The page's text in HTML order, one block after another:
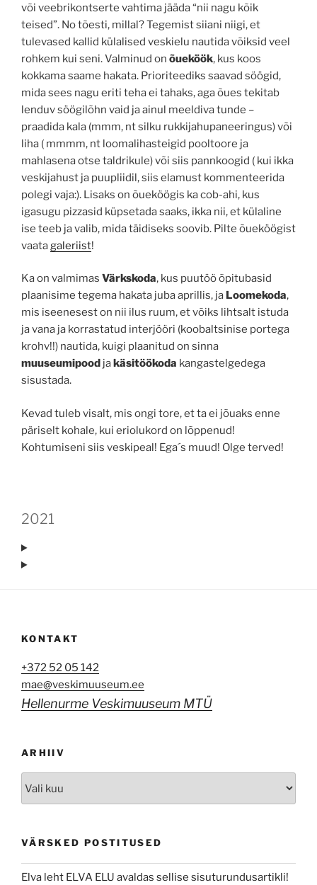
või veebrikontserte vahtima jääda “nii nagu kõik
teised”. No tõesti, millal? Tegemist siiani niigi, et
tulevased kallid külalised veskielu nautida võiksid veel
rohkem kui seni. Valminud on õueköök, kus koos
kokkama saame hakata. Prioriteediks saavad söögid,
mida sees nagu eriti teha ei tahaks, aga õues tekitab
lenduv söögilõhn vaid ja ainul meeldiva tunde –
praadida kala (mmm, nt silku rukkijahupaneeringus) või
liha ( mmmm, nt loomalihasteigid pooltoore ja
mahlasena otse taldrikule) või siis pannkoogid ( kui ikka
veskijahust ja puupliidil, siis elamust kommenteerida
polegi vaja:). Lisaks on õueköögis ka cob-ahi, kus
igasugu pizzasid küpsetada saaks, ikka nii, et külaline
ise teeb ja valib, mida täidiseks soovib. Pilte õueköögist
vaatagaleriist!
Ka on valmimas Värkskoda, kus puutöö õpitubasid
plaanisime tegema hakata juba aprillis, ja Loomekoda,
mis iseenesest on nii ilus ruum, et võiks lihtsalt istuda
ja vana ja korrastatud interjööri (koobaltsinise portega
krohv!!) nautida, kuigi plaanitud on sinna
muuseumipood jakäsitöökoda kangastelgedega
sisustada.
Kevad tuleb visalt, mis ongi tore, et ta ei jõuaks enne
päriselt kohale, kui eriolukord on lõppenud!
Kohtumiseni siis veskipeal! Ega´s muud! Olge terved!
2021
KONTAKT
+372 52 05 142
mae@veskimuuseum.ee
Hellenurme Veskimuuseum MTÜ
ARHIIV
VÄRSKED POSTITUSED
Elva leht ELVA ELU avaldas sellise sisuturundusartikli!